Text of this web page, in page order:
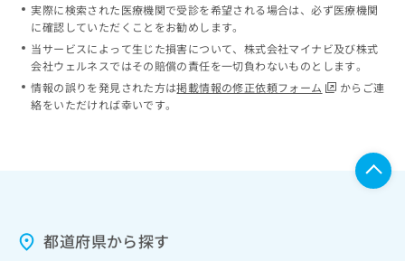
実際に検索された医療機関で受診を希望される場合は、必ず医療機関
に確認していただくことをお勧めします。
当サービスによって生じた損害について、株式会社マイナビ及び株式
会社ウェルネスではその賠償の責任を一切負わないものとします。
情報の誤りを発見された方は掲載情報の修正依頼フォーム
からご連
絡をいただければ幸いです。
都道府県から探す